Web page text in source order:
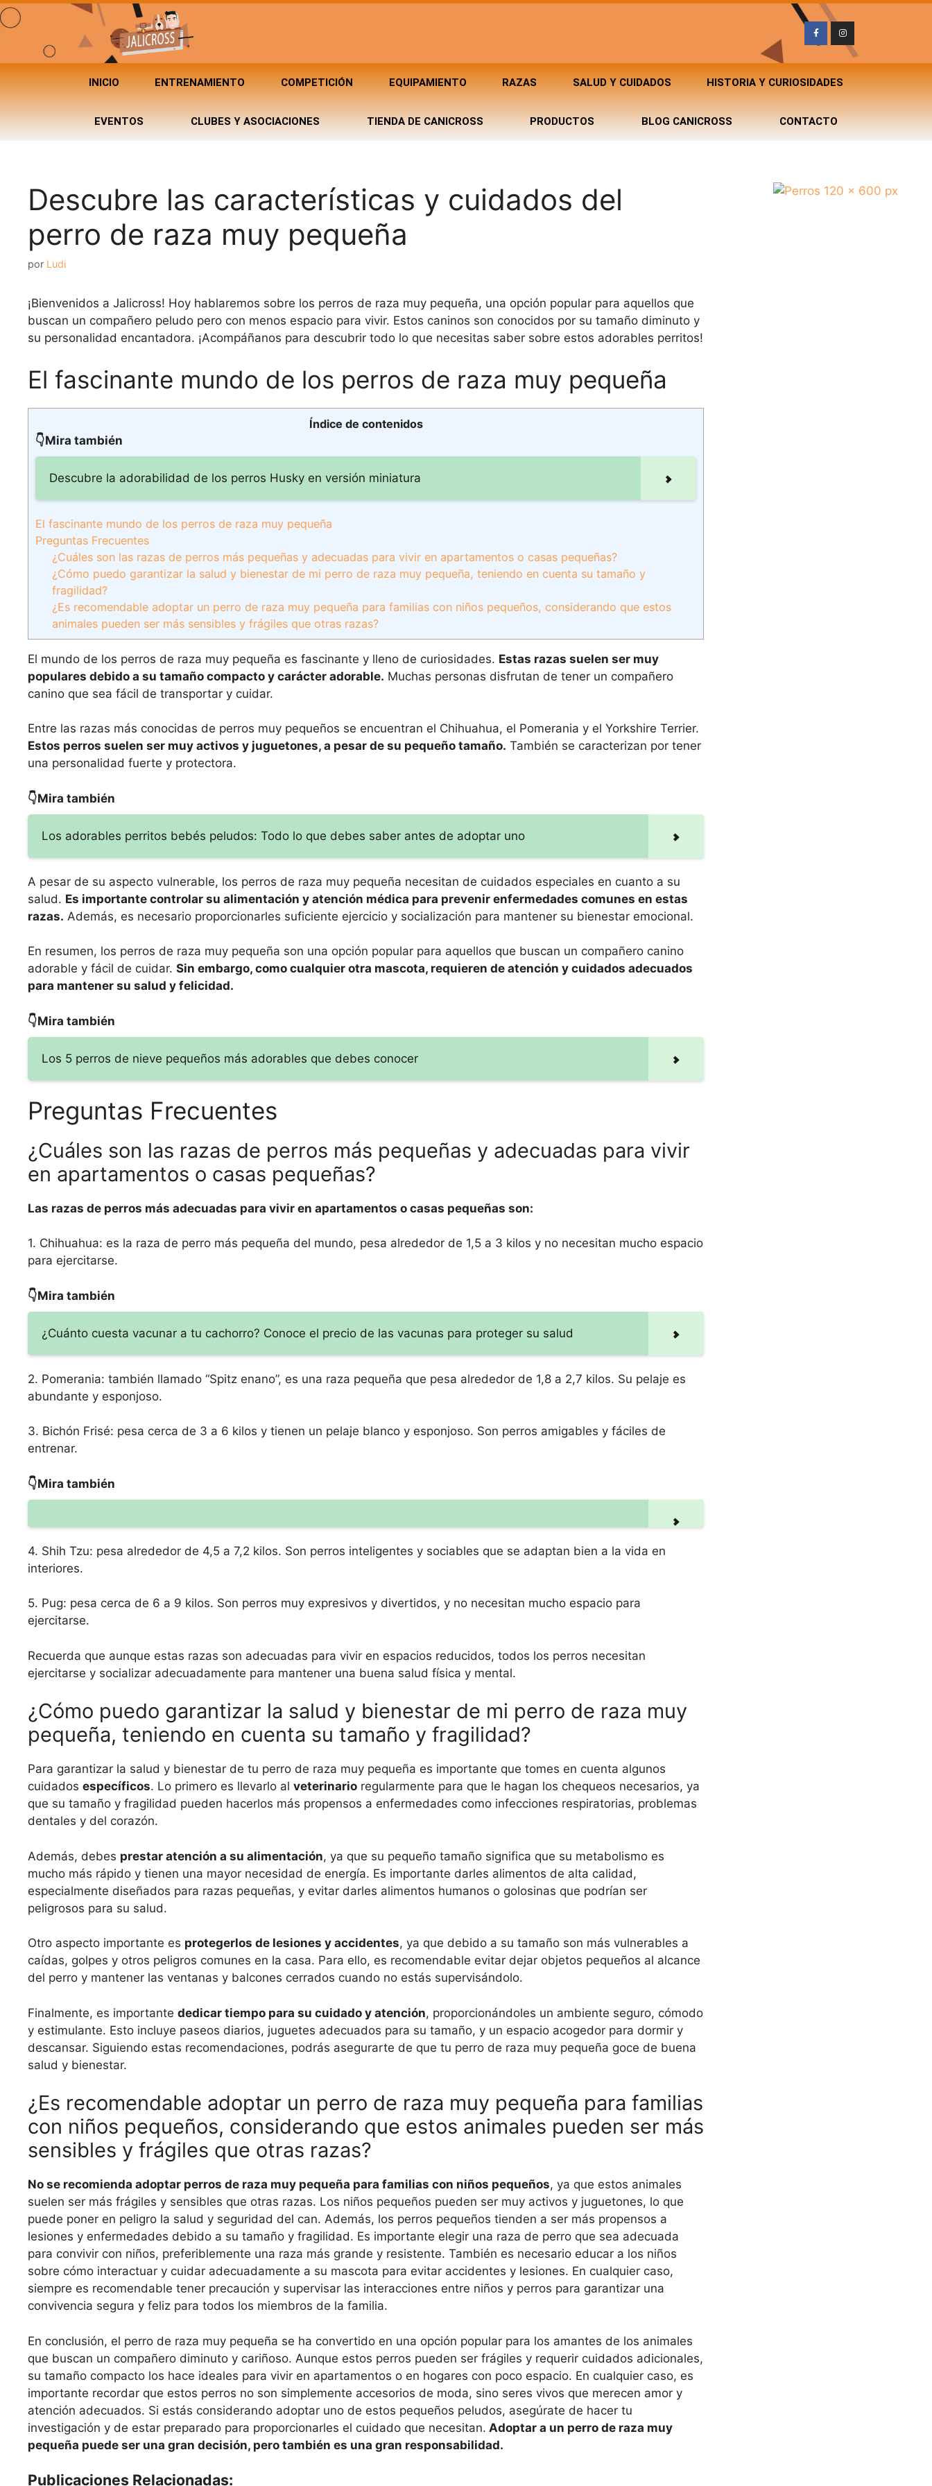
INICIO ENTRENAMIENTO COMPETICIÓN EQUIPAMIENTO RAZAS SALUD Y CUIDADOS HISTORIA Y CURIOSIDADES
EVENTOS CLUBES Y ASOCIACIONES TIENDA DE CANICROSS PRODUCTOS BLOG CANICROSS CONTACTO
Descubre las características y cuidados del
perro de raza muy pequeña
por Ludi
¡Bienvenidos a Jalicross! Hoy hablaremos sobre los perros de raza muy pequeña, una opción popular para aquellos que
buscan un compañero peludo pero con menos espacio para vivir. Estos caninos son conocidos por su tamaño diminuto y
su personalidad encantadora. ¡Acompáñanos para descubrir todo lo que necesitas saber sobre estos adorables perritos!
El fascinante mundo de los perros de raza muy pequeña
Índice de contenidos
👇Mira también
Descubre la adorabilidad de los perros Husky en versión miniatura
El fascinante mundo de los perros de raza muy pequeña
Preguntas Frecuentes
¿Cuáles son las razas de perros más pequeñas y adecuadas para vivir en apartamentos o casas pequeñas?
¿Cómo puedo garantizar la salud y bienestar de mi perro de raza muy pequeña, teniendo en cuenta su tamaño y
fragilidad?
¿Es recomendable adoptar un perro de raza muy pequeña para familias con niños pequeños, considerando que estos
animales pueden ser más sensibles y frágiles que otras razas?
El mundo de los perros de raza muy pequeña es fascinante y lleno de curiosidades. Estas razas suelen ser muy
populares debido a su tamaño compacto y carácter adorable. Muchas personas disfrutan de tener un compañero
canino que sea fácil de transportar y cuidar.
Entre las razas más conocidas de perros muy pequeños se encuentran el Chihuahua, el Pomerania y el Yorkshire Terrier.
Estos perros suelen ser muy activos y juguetones, a pesar de su pequeño tamaño. También se caracterizan por tener
una personalidad fuerte y protectora.
👇Mira también
Los adorables perritos bebés peludos: Todo lo que debes saber antes de adoptar uno
A pesar de su aspecto vulnerable, los perros de raza muy pequeña necesitan de cuidados especiales en cuanto a su
salud. Es importante controlar su alimentación y atención médica para prevenir enfermedades comunes en estas
razas. Además, es necesario proporcionarles suficiente ejercicio y socialización para mantener su bienestar emocional.
En resumen, los perros de raza muy pequeña son una opción popular para aquellos que buscan un compañero canino
adorable y fácil de cuidar. Sin embargo, como cualquier otra mascota, requieren de atención y cuidados adecuados
para mantener su salud y felicidad.
👇Mira también
Los 5 perros de nieve pequeños más adorables que debes conocer
Preguntas Frecuentes
¿Cuáles son las razas de perros más pequeñas y adecuadas para vivir
en apartamentos o casas pequeñas?
Las razas de perros más adecuadas para vivir en apartamentos o casas pequeñas son:
1. Chihuahua: es la raza de perro más pequeña del mundo, pesa alrededor de 1,5 a 3 kilos y no necesitan mucho espacio
para ejercitarse.
👇Mira también
¿Cuánto cuesta vacunar a tu cachorro? Conoce el precio de las vacunas para proteger su salud
2. Pomerania: también llamado “Spitz enano”, es una raza pequeña que pesa alrededor de 1,8 a 2,7 kilos. Su pelaje es
abundante y esponjoso.
3. Bichón Frisé: pesa cerca de 3 a 6 kilos y tienen un pelaje blanco y esponjoso. Son perros amigables y fáciles de
entrenar.
👇Mira también
4. Shih Tzu: pesa alrededor de 4,5 a 7,2 kilos. Son perros inteligentes y sociables que se adaptan bien a la vida en
interiores.
5. Pug: pesa cerca de 6 a 9 kilos. Son perros muy expresivos y divertidos, y no necesitan mucho espacio para
ejercitarse.
Recuerda que aunque estas razas son adecuadas para vivir en espacios reducidos, todos los perros necesitan
ejercitarse y socializar adecuadamente para mantener una buena salud física y mental.
¿Cómo puedo garantizar la salud y bienestar de mi perro de raza muy
pequeña, teniendo en cuenta su tamaño y fragilidad?
Para garantizar la salud y bienestar de tu perro de raza muy pequeña es importante que tomes en cuenta algunos
cuidados específicos. Lo primero es llevarlo al veterinario regularmente para que le hagan los chequeos necesarios, ya
que su tamaño y fragilidad pueden hacerlos más propensos a enfermedades como infecciones respiratorias, problemas
dentales y del corazón.
Además, debes prestar atención a su alimentación, ya que su pequeño tamaño significa que su metabolismo es
mucho más rápido y tienen una mayor necesidad de energía. Es importante darles alimentos de alta calidad,
especialmente diseñados para razas pequeñas, y evitar darles alimentos humanos o golosinas que podrían ser
peligrosos para su salud.
Otro aspecto importante es protegerlos de lesiones y accidentes, ya que debido a su tamaño son más vulnerables a
caídas, golpes y otros peligros comunes en la casa. Para ello, es recomendable evitar dejar objetos pequeños al alcance
del perro y mantener las ventanas y balcones cerrados cuando no estás supervisándolo.
Finalmente, es importante dedicar tiempo para su cuidado y atención, proporcionándoles un ambiente seguro, cómodo
y estimulante. Esto incluye paseos diarios, juguetes adecuados para su tamaño, y un espacio acogedor para dormir y
descansar. Siguiendo estas recomendaciones, podrás asegurarte de que tu perro de raza muy pequeña goce de buena
salud y bienestar.
¿Es recomendable adoptar un perro de raza muy pequeña para familias
con niños pequeños, considerando que estos animales pueden ser más
sensibles y frágiles que otras razas?
No se recomienda adoptar perros de raza muy pequeña para familias con niños pequeños, ya que estos animales
suelen ser más frágiles y sensibles que otras razas. Los niños pequeños pueden ser muy activos y juguetones, lo que
puede poner en peligro la salud y seguridad del can. Además, los perros pequeños tienden a ser más propensos a
lesiones y enfermedades debido a su tamaño y fragilidad. Es importante elegir una raza de perro que sea adecuada
para convivir con niños, preferiblemente una raza más grande y resistente. También es necesario educar a los niños
sobre cómo interactuar y cuidar adecuadamente a su mascota para evitar accidentes y lesiones. En cualquier caso,
siempre es recomendable tener precaución y supervisar las interacciones entre niños y perros para garantizar una
convivencia segura y feliz para todos los miembros de la familia.
En conclusión, el perro de raza muy pequeña se ha convertido en una opción popular para los amantes de los animales
que buscan un compañero diminuto y cariñoso. Aunque estos perros pueden ser frágiles y requerir cuidados adicionales,
su tamaño compacto los hace ideales para vivir en apartamentos o en hogares con poco espacio. En cualquier caso, es
importante recordar que estos perros no son simplemente accesorios de moda, sino seres vivos que merecen amor y
atención adecuados. Si estás considerando adoptar uno de estos pequeños peludos, asegúrate de hacer tu
investigación y de estar preparado para proporcionarles el cuidado que necesitan. Adoptar a un perro de raza muy
pequeña puede ser una gran decisión, pero también es una gran responsabilidad.
Publicaciones Relacionadas: